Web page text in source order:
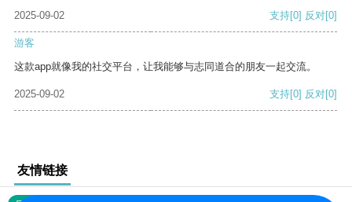
2025-09-02
支持[0] 反对[0]
游客
这款app就像我的社交平台，让我能够与志同道合的朋友一起交流。
2025-09-02 支持[0] 反对[0]
友情链接